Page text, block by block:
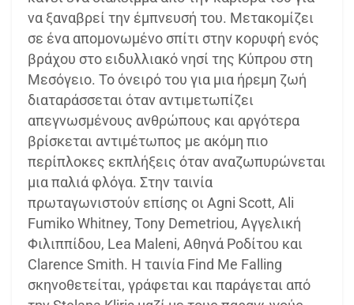
να ξαναβρεί την έμπνευσή του. Μετακομίζει
σε ένα απομονωμένο σπίτι στην κορυφή ενός
βράχου στο ειδυλλιακό νησί της Κύπρου στη
Μεσόγειο. Το όνειρό του για μια ήρεμη ζωή
διαταράσσεται όταν αντιμετωπίζει
απεγνωσμένους ανθρώπους και αργότερα
βρίσκεται αντιμέτωπος με ακόμη πιο
περίπλοκες εκπλήξεις όταν αναζωπυρώνεται
μια παλιά φλόγα. Στην ταινία
πρωταγωνιστούν επίσης οι Agni Scott, Ali
Fumiko Whitney, Tony Demetriou, Αγγελική
Φιλιππίδου, Lea Maleni, Αθηνά Ροδίτου και
Clarence Smith. Η ταινία Find Me Falling
σκηνοθετείται, γράφεται και παράγεται από